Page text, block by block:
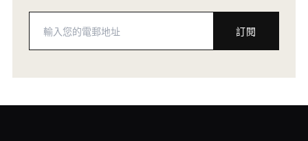
訂閱